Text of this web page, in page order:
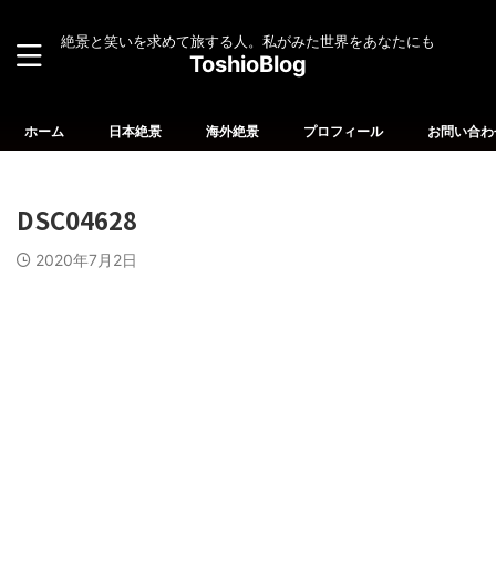
絶景と笑いを求めて旅する人。私がみた世界をあなたにも
ToshioBlog
ホーム 日本絶景 海外絶景 プロフィール お問い合
DSC04628
2020年7月2日